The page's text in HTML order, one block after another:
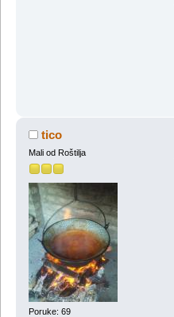
tico
Mali od Roštilja
Poruke: 69